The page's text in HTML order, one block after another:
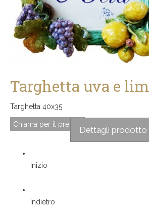
Targhetta uva e
Targhetta 40x35
Chiama per il prezzo
Dettagli prodotto
Inizio
Indietro